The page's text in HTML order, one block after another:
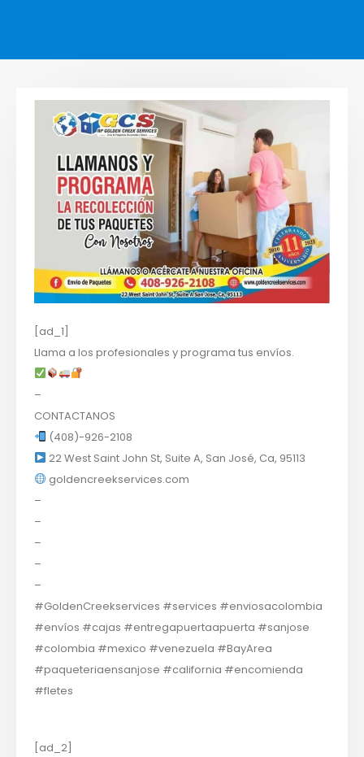
[ad_1]
Llama a los profesionales y programa tus envíos.
–
CONTACTANOS
(408)-926-2108
22 West Saint John St, Suite A, San José, Ca, 95113
goldencreekservices.com
–
–
–
–
–
#GoldenCreekservices #services #enviosacolombia
#envíos #cajas #entregapuertaapuerta #sanjose
#colombia #mexico #venezuela #BayArea
#paqueteriaensanjose #california #encomienda
#fletes
[ad_2]